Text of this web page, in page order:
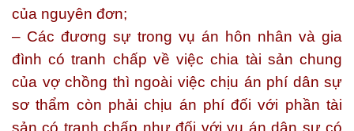
của nguyên đơn;
– Các đương sự trong vụ án hôn nhân và gia
đình có tranh chấp về việc chia tài sản chung
của vợ chồng thì ngoài việc chịu án phí dân sự
sơ thẩm còn phải chịu án phí đối với phần tài
sản có tranh chấp như đối với vụ án dân sự có